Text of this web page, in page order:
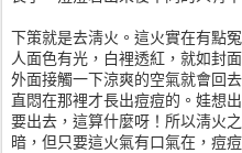
下策就是去淸火。這火實在有點
人面色有光，白裡透紅，就如封
外面接觸一下涼爽的空氣就會回
直悶在那裡才長出痘痘的。娃想
要出去，這算什麼呀！所以淸火
暗，但只要這火氣有口氣在，痘